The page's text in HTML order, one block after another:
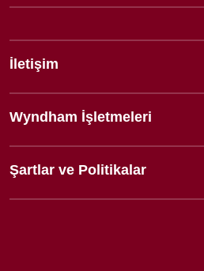
İletişim
Wyndham İşletmeleri
Şartlar ve Politikalar